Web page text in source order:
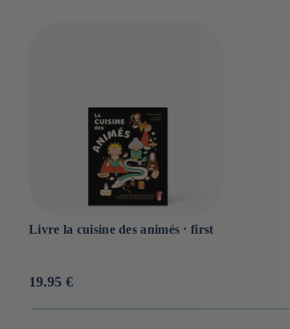
Livre la cuisine des animés ⋅ first
Prix
19.95 €